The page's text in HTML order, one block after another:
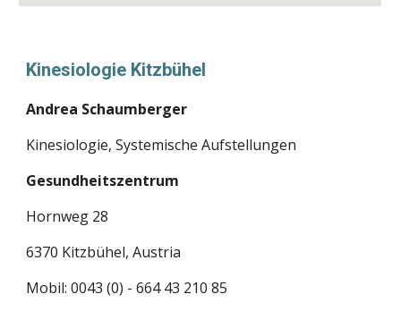
Kinesiologie Kitzbühel
Andrea Schaumberger
Kinesiologie, Systemische Aufstellungen
Gesundheitszentrum
Hornweg 28
6370 Kitzbühel, Austria
Mobil: 0043 (0) - 664 43 210 85